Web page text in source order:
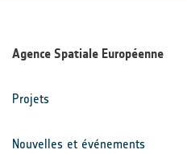
Agence Spatiale Européenne
Projets
Nouvelles et événements